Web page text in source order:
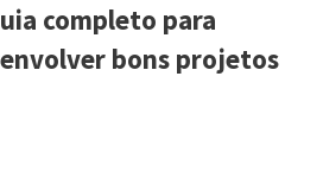
completo para
bons projetos